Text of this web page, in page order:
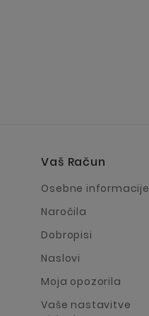
Vaš Račun
Osebne informacije
Naročila
Dobropisi
Naslovi
Moja opozorila
Vaše nastavitve